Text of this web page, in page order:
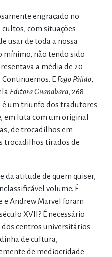
engraçado no
com situações
usar de toda a nossa
mínimo, não tendo sido
a média de 20
E Fogo Pálido,
Editora Guanabara, 268
é um triunfo dos tradutores
em luta com um original
de trocadilhos em
trocadilhos tirados de
da atitude de quem quiser,
volume. É
e Andrew Marvel foram
XVII? É necessário
centros universitários
de cultura,
de mediocridade